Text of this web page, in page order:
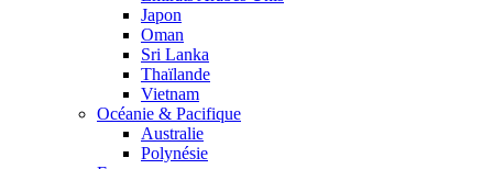
Japon
Oman
Sri Lanka
Thaïlande
Vietnam
Océanie & Pacifique
Australie
Polynésie